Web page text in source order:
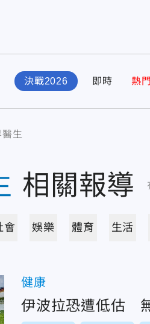
決戰2026 即時 熱門
醫生
相關報導
會 娛樂 體育 生活
健康
伊波拉恐遭低估